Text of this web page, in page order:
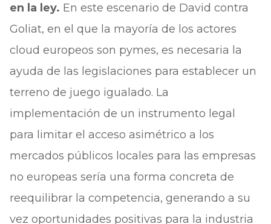
en la ley. En este escenario de David contra
Goliat, en el que la mayoría de los actores
cloud europeos son pymes, es necesaria la
ayuda de las legislaciones para establecer un
terreno de juego igualado. La
implementación de un instrumento legal
para limitar el acceso asimétrico a los
mercados públicos locales para las empresas
no europeas sería una forma concreta de
reequilibrar la competencia, generando a su
vez oportunidades positivas para la industria